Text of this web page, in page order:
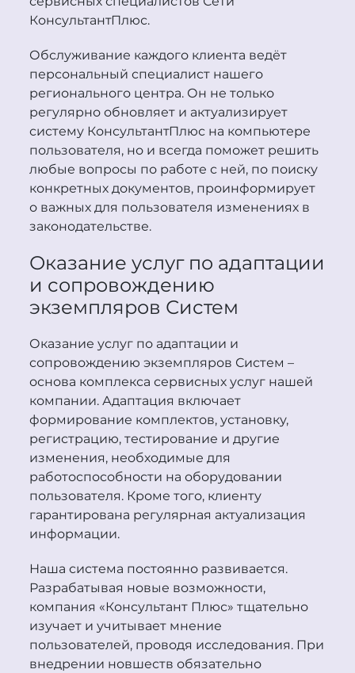
КонсультантПлюс.
Обслуживание каждого клиента ведёт
персональный специалист нашего
регионального центра. Он не только
регулярно обновляет и актуализирует
систему КонсультантПлюс на компьютере
пользователя, но и всегда поможет решить
любые вопросы по работе с ней, по поиску
конкретных документов, проинформирует
о важных для пользователя изменениях в
законодательстве.
Оказание услуг по адаптации
и сопровождению
экземпляров Систем
Оказание услуг по адаптации и
сопровождению экземпляров Систем –
основа комплекса сервисных услуг нашей
компании. Адаптация включает
формирование комплектов, установку,
регистрацию, тестирование и другие
изменения, необходимые для
работоспособности на оборудовании
пользователя. Кроме того, клиенту
гарантирована регулярная актуализация
информации.
Наша система постоянно развивается.
Разрабатывая новые возможности,
компания «Консультант Плюс» тщательно
изучает и учитывает мнение
пользователей, проводя исследования. При
внедрении новшеств обязательно